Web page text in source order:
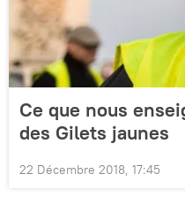
Ce que nous
des Gilets jaunes
22 Décembre 2018, 17:45